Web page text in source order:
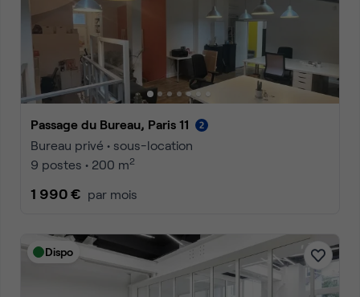
Passage du Bureau, Paris 11
Bureau privé • sous-location
9 postes • 200 m2
1 990 € par mois
Dispo